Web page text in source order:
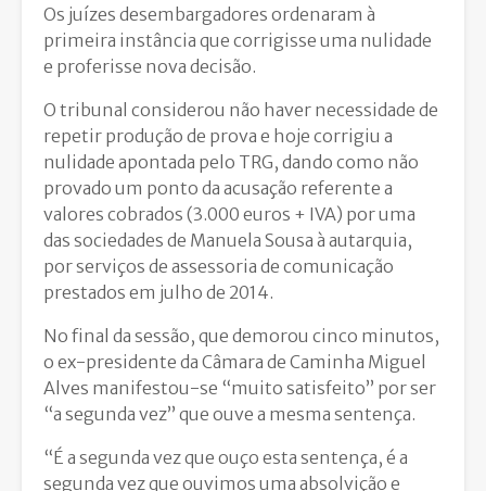
Os juízes desembargadores ordenaram à
primeira instância que corrigisse uma nulidade
e proferisse nova decisão.
O tribunal considerou não haver necessidade de
repetir produção de prova e hoje corrigiu a
nulidade apontada pelo TRG, dando como não
provado um ponto da acusação referente a
valores cobrados (3.000 euros + IVA) por uma
das sociedades de Manuela Sousa à autarquia,
por serviços de assessoria de comunicação
prestados em julho de 2014.
No final da sessão, que demorou cinco minutos,
o ex-presidente da Câmara de Caminha Miguel
Alves manifestou-se “muito satisfeito” por ser
“a segunda vez” que ouve a mesma sentença.
“É a segunda vez que ouço esta sentença, é a
segunda vez que ouvimos uma absolvição e